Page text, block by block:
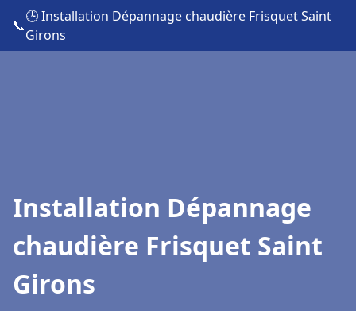
📞
🕒 Installation Dépannage chaudière Frisquet Saint
Girons
Installation Dépannage
chaudière Frisquet Saint
Girons